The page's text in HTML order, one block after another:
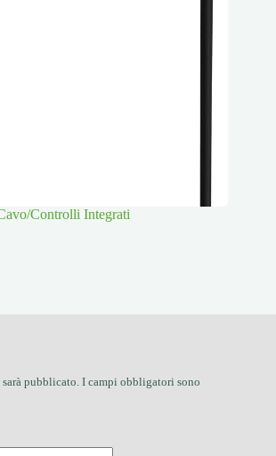
Controlli Integrati
pubblicato. I campi obbligatori sono